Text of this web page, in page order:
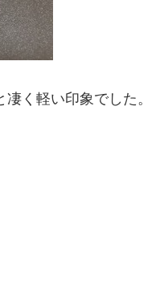
く軽い印象でした。